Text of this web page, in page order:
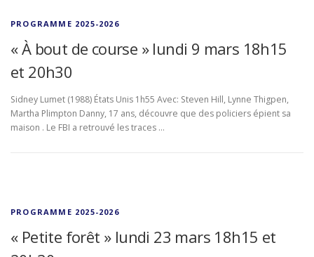
PROGRAMME 2025-2026
« À bout de course » lundi 9 mars 18h15
et 20h30
Sidney Lumet (1988) États Unis 1h55 Avec: Steven Hill, Lynne Thigpen,
Martha Plimpton Danny, 17 ans, découvre que des policiers épient sa
maison . Le FBI a retrouvé les traces …
PROGRAMME 2025-2026
« Petite forêt » lundi 23 mars 18h15 et